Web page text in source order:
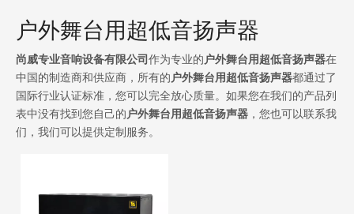
户外舞台用超低音扬声器
尚威专业音响设备有限公司 作为专业的 户外舞台用超低音扬声器在
中国的制造商和供应商，所有的 户外舞台用超低音扬声器都通过了
国际行业认证标准，您可以完全放心质量。如果您在我们的产品列
表中没有找到您自己的 户外舞台用超低音扬声器 ，您也可以联系我
们，我们可以提供定制服务。